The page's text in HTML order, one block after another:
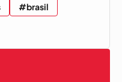
#brasil